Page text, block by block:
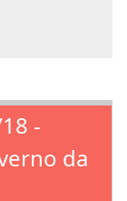
-
da